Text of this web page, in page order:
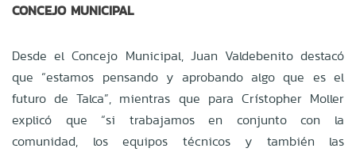
CONCEJO MUNICIPAL
Desde el Concejo Municipal, Juan Valdebenito destacó
que “estamos pensando y aprobando algo que es el
futuro de Talca”, mientras que para Crístopher Moller
explicó que “si trabajamos en conjunto con la
comunidad, los equipos técnicos y también las